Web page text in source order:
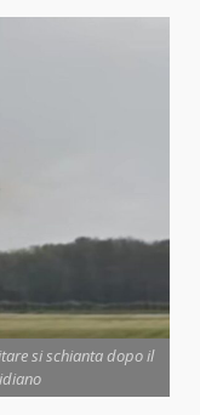
si schianta dopo il